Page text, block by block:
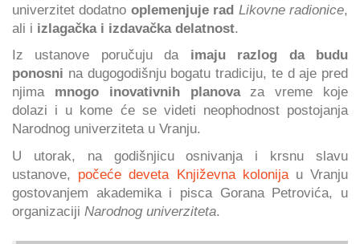
univerzitet dodatno oplemenjuje rad Likovne radionice,
ali i izlagačka i izdavačka delatnost.
Iz ustanove poručuju da imaju razlog da budu
ponosni na dugogodišnju bogatu tradiciju, te d aje pred
njima mnogo inovativnih planovaza vreme koje
dolazi i u kome će se videti neophodnost postojanja
Narodnog univerziteta u Vranju.
U utorak, na godišnjicu osnivanja i krsnu slavu
ustanove, počeće deveta Književna kolonijau Vranju
gostovanjem akademika i pisca Gorana Petrovića, u
organizaciji Narodnog univerziteta.